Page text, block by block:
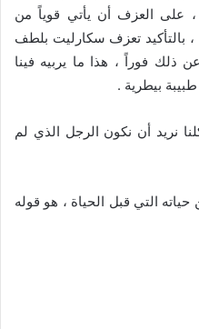
، على العزف أن يأتي قوياً من
، بالتأكيد تعزف سكارليت بلطف
ذلك فوراً ، هذا ما يربيه فينا
بيطرية .
نريد أن نكون الرجل الذي لم
التي قبل الحياة ، هو قوله